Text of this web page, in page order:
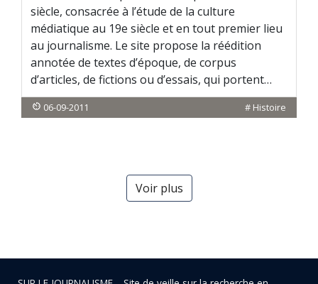
siècle, consacrée à l’étude de la culture
médiatique au 19e siècle et en tout premier lieu
au journalisme. Le site propose la réédition
annotée de textes d’époque, de corpus
d’articles, de fictions ou d’essais, qui portent…
06-09-2011 # Histoire
Voir plus